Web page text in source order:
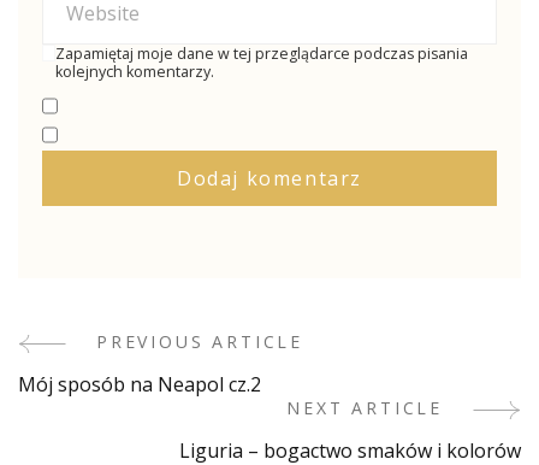
Zapamiętaj moje dane w tej przeglądarce podczas pisania
kolejnych komentarzy.
Post
Navigation
PREVIOUS ARTICLE
Mój sposób na Neapol cz.2
NEXT ARTICLE
Liguria – bogactwo smaków i kolorów